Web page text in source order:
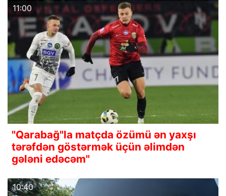
11:00
"Qarabağ"la matçda özümü ən yaxşı
tərəfdən göstərmək üçün əlimdən
gələni edəcəm"
10:40